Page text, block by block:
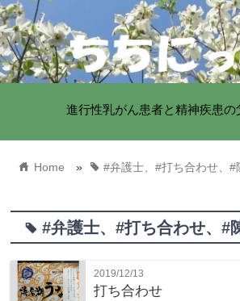
進行性乳がん患者と精神疾患の
home Home » tag#弁護士、#打ち合わせ、#
tag #弁護士、#打ち合わせ、#
2019/12/13
打ち合わせ